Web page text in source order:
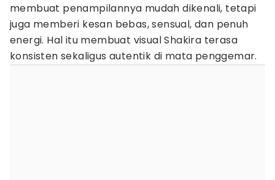
membuat penampilannya mudah dikenali, tetapi
juga memberi kesan bebas, sensual, dan penuh
energi. Hal itu membuat visual Shakira terasa
konsisten sekaligus autentik di mata penggemar.